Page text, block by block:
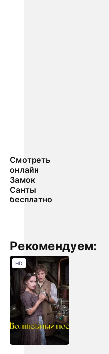
Смотреть
онлайн
Замок
Санты
бесплатно
Рекомендуем:
HD